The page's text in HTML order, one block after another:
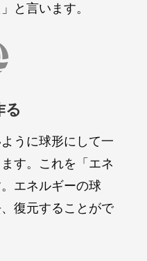
と言います。
る
うに球形にして一
す。これを「エネ
エネルギーの球
復元することがで